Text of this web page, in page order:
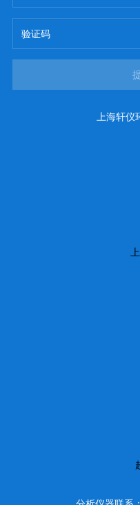
上海轩仪